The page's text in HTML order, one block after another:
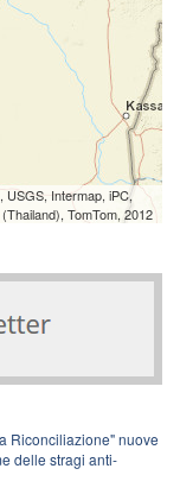
Intermap, iPC,
TomTom, 2012
Riconciliazione" nuove
delle stragi anti-